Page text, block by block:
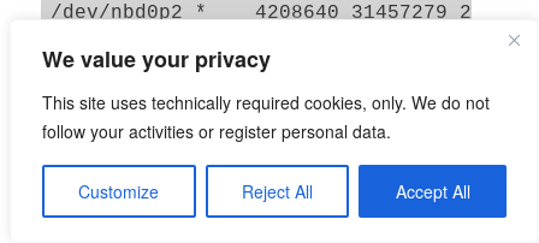
We value your privacy
This site uses technically required cookies, only. We do not
follow your activities or register personal data.
Customize Reject All Accept All
/dev/nbd0p2 *    4208640 31457279
Aha, fdisk erkennt, dass die zweite Partition
LVM nutzt. Wie kommen wir nun weiter?
“kpartx” führt uns nicht zum Ziel, da LVM
Volume Groups erst aktiviert werden müssen.